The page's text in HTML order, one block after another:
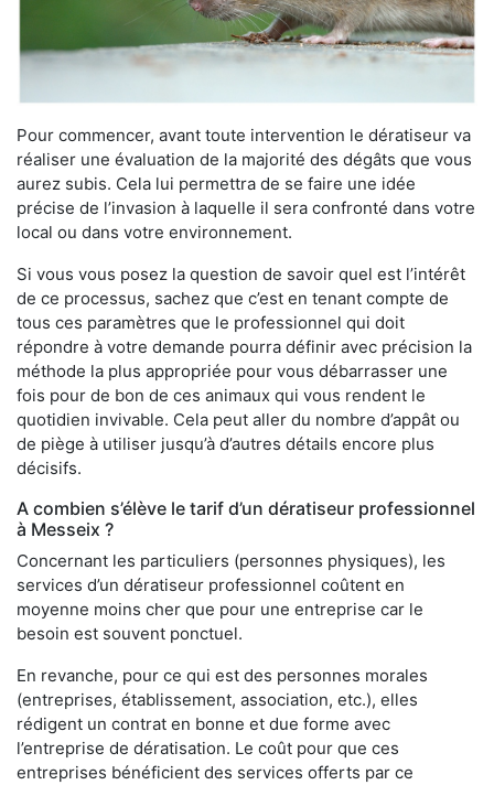
Pour commencer, avant toute intervention le dératiseur va
réaliser une évaluation de la majorité des dégâts que vous
aurez subis. Cela lui permettra de se faire une idée
précise de l’invasion à laquelle il sera confronté dans votre
local ou dans votre environnement.
Si vous vous posez la question de savoir quel est l’intérêt
de ce processus, sachez que c’est en tenant compte de
tous ces paramètres que le professionnel qui doit
répondre à votre demande pourra définir avec précision la
méthode la plus appropriée pour vous débarrasser une
fois pour de bon de ces animaux qui vous rendent le
quotidien invivable. Cela peut aller du nombre d’appât ou
de piège à utiliser jusqu’à d’autres détails encore plus
décisifs.
A combien s’élève le tarif d’un dératiseur professionnel
à Messeix ?
Concernant les particuliers (personnes physiques), les
services d’un dératiseur professionnel coûtent en
moyenne moins cher que pour une entreprise car le
besoin est souvent ponctuel.
En revanche, pour ce qui est des personnes morales
(entreprises, établissement, association, etc.), elles
rédigent un contrat en bonne et due forme avec
l’entreprise de dératisation. Le coût pour que ces
entreprises bénéficient des services offerts par ce